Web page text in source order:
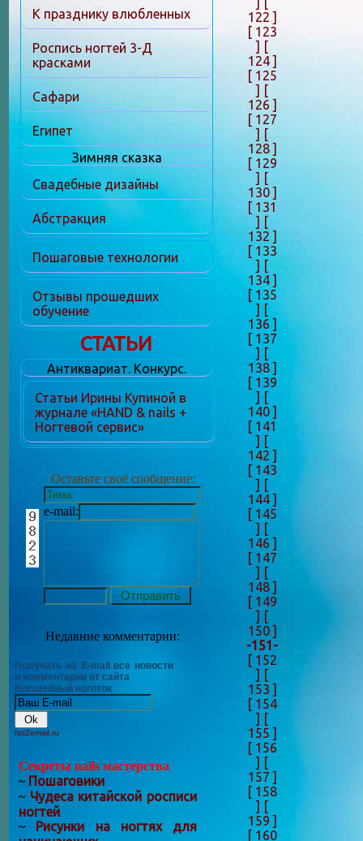
122 ]
[ 123
] [
124 ]
[ 125
] [
126 ]
[ 127
] [
128 ]
[ 129
] [
130 ]
[ 131
] [
132 ]
[ 133
] [
134 ]
[ 135
] [
136 ]
[ 137
] [
138 ]
[ 139
] [
140 ]
[ 141
] [
142 ]
[ 143
] [
144 ]
[ 145
] [
146 ]
[ 147
] [
148 ]
[ 149
] [
150 ]
-151-
[ 152
] [
153 ]
[ 154
] [
155 ]
[ 156
] [
157 ]
[ 158
] [
159 ]
[ 160
К празднику влюбленных
Роспись ногтей 3-Д
красками
Сафари
Египет
Зимняя сказка
Свадебные дизайны
Абстракция
Пошаговые технологии
Отзывы прошедших
обучение
СТАТЬИ
Антиквариат. Конкурс.
Статьи Ирины Купиной в
журнале «HAND & nails +
Ногтевой сервис»
Оставьте своё сообщение:
e-mail:
Недавние комментарии:
Получать на E-mail все новости
и комментарии от сайта
Волшебный ноготок
rss2email.ru
Секреты nails мастерства
~ Пошаговики
~ Чудеса китайской росписи
ногтей
~ Рисунки на ногтях для